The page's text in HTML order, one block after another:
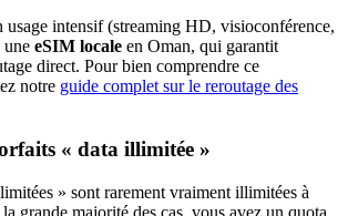
usage intensif (streaming HD, visioconférence,
eSIM locale en Oman, qui garantit
direct. Pour bien comprendre ce
notre guide complet sur le reroutage des
« data illimitée »
» sont rarement vraiment illimitées à
grande majorité des cas, vous avez un quota